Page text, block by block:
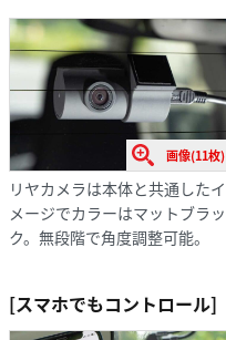
画像(11枚)
リヤカメラは本体と共通したイ
メージでカラーはマットブラッ
ク。無段階で角度調整可能。
[スマホでもコントロール]